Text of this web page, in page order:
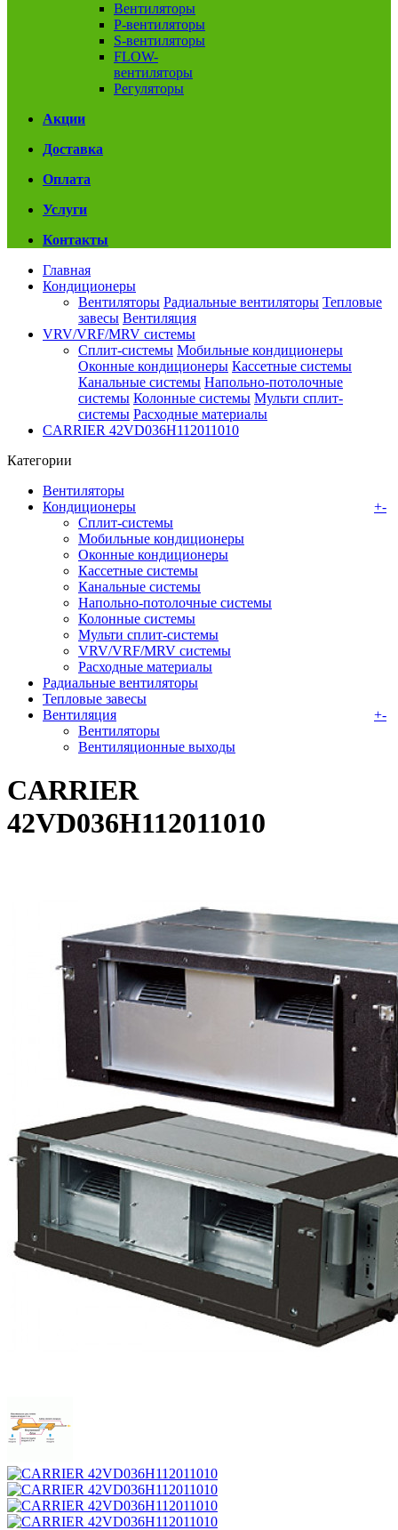
Вентиляторы
P-вентиляторы
S-вентиляторы
FLOW-
вентиляторы
Регуляторы
Акции
Доставка
Оплата
Услуги
Контакты
Главная
Кондиционеры
Вентиляторы Радиальные вентиляторы Тепловые
завесы Вентиляция
VRV/VRF/MRV системы
Сплит-системы Мобильные кондиционеры
Оконные кондиционеры Кассетные системы
Канальные системы Напольно-потолочные
системы Колонные системы Мульти сплит-
системы Расходные материалы
CARRIER 42VD036H112011010
Категории
Вентиляторы
Кондиционеры
+-
Сплит-системы
Мобильные кондиционеры
Оконные кондиционеры
Кассетные системы
Канальные системы
Напольно-потолочные системы
Колонные системы
Мульти сплит-системы
VRV/VRF/MRV системы
Расходные материалы
Радиальные вентиляторы
Тепловые завесы
Вентиляция
+-
Вентиляторы
Вентиляционные выходы
CARRIER
42VD036H112011010